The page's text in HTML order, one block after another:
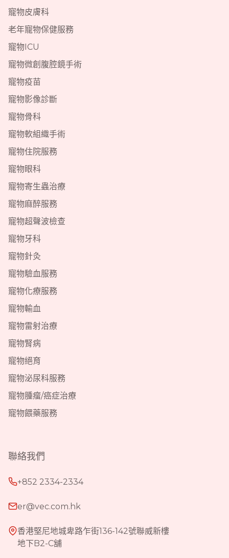
寵物皮膚科
老年寵物保健服務
寵物ICU
寵物微創腹腔鏡手術
寵物疫苗
寵物影像診斷
寵物骨科
寵物軟組織手術
寵物住院服務
寵物眼科
寵物寄生蟲治療
寵物麻醉服務
寵物超聲波檢查
寵物牙科
寵物針灸
寵物驗血服務
寵物化療服務
寵物輸血
寵物雷射治療
寵物腎病
寵物絕育
寵物泌尿科服務
寵物腫瘤/癌症治療
寵物餵藥服務
聯絡我們
+852 2334-2334
er@vec.com.hk
香港堅尼地城卑路乍街136-142號聯威新樓
地下B2-C舖